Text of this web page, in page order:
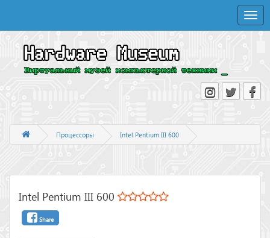
Toggle
Процессоры Intel Pentium III 600
Intel Pentium III 600
Share